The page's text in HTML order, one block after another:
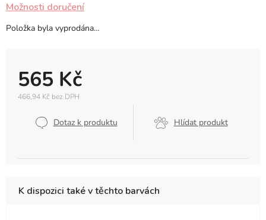
565 Kč
466,94 Kč bez DPH
Dotaz k produktu Hlídat produkt
Možnosti doručení
Položka byla vyprodána…
K dispozici také v těchto barvách